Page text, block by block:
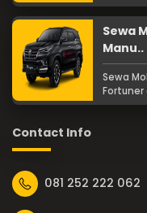
Sewa
Manu..
Sewa
Fortuner
Contact Info
081 252 222 062